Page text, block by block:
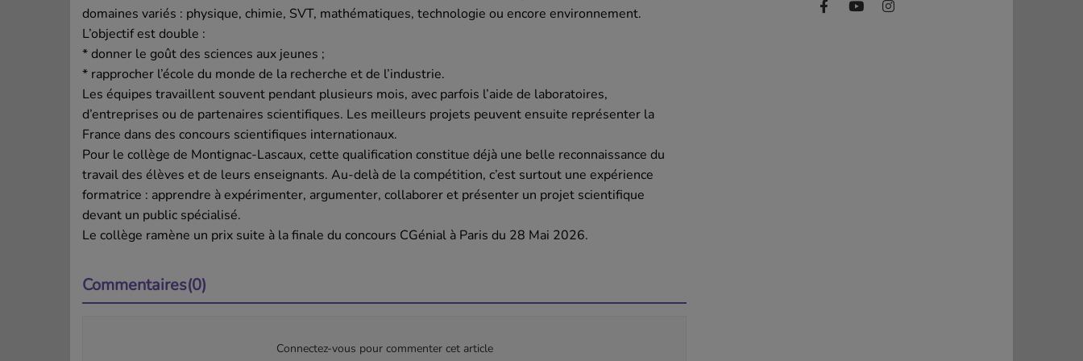
domaines variés : physique, chimie, SVT, mathématiques, technologie ou encore environnement.
L’objectif est double :
* donner le goût des sciences aux jeunes ;
* rapprocher l’école du monde de la recherche et de l’industrie.
Les équipes travaillent souvent pendant plusieurs mois, avec parfois l’aide de laboratoires,
d’entreprises ou de partenaires scientifiques. Les meilleurs projets peuvent ensuite représenter la
France dans des concours scientifiques internationaux.
Pour le collège de Montignac-Lascaux, cette qualification constitue déjà une belle reconnaissance du
travail des élèves et de leurs enseignants. Au-delà de la compétition, c’est surtout une expérience
formatrice : apprendre à expérimenter, argumenter, collaborer et présenter un projet scientifique
devant un public spécialisé.
Le collège ramène un prix suite à la finale du concours CGénial à Paris du 28 Mai 2026.
Commentaires(0)
Connectez-vous pour commenter cet article